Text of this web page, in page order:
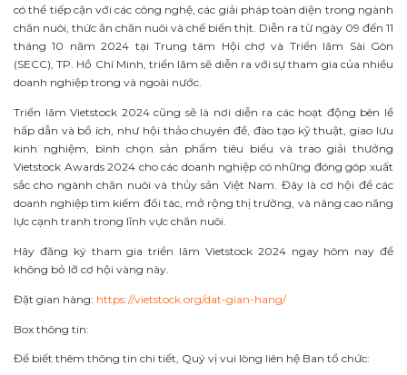
có thể tiếp cận với các công nghệ, các giải pháp toàn diện trong ngành
chăn nuôi, thức ăn chăn nuôi và chế biến thịt. Diễn ra từ ngày 09 đến 11
tháng 10 năm 2024 tại Trung tâm Hội chợ và Triển lãm Sài Gòn
(SECC), TP. Hồ Chí Minh, triển lãm sẽ diễn ra với sự tham gia của nhiều
doanh nghiệp trong và ngoài nước.
Triển lãm Vietstock 2024 cũng sẽ là nơi diễn ra các hoạt động bên lề
hấp dẫn và bổ ích, như hội thảo chuyên đề, đào tạo kỹ thuật, giao lưu
kinh nghiệm, bình chọn sản phẩm tiêu biểu và trao giải thưởng
Vietstock Awards 2024 cho các doanh nghiệp có những đóng góp xuất
sắc cho ngành chăn nuôi và thủy sản Việt Nam. Đây là cơ hội để các
doanh nghiệp tìm kiếm đối tác, mở rộng thị trường, và nâng cao năng
lực cạnh tranh trong lĩnh vực chăn nuôi.
Hãy đăng ký tham gia triển lãm Vietstock 2024 ngay hôm nay để
không bỏ lỡ cơ hội vàng này.
Đặt gian hàng: https://vietstock.org/dat-gian-hang/
Box thông tin:
Để biết thêm thông tin chi tiết, Quý vị vui lòng liên hệ Ban tổ chức: